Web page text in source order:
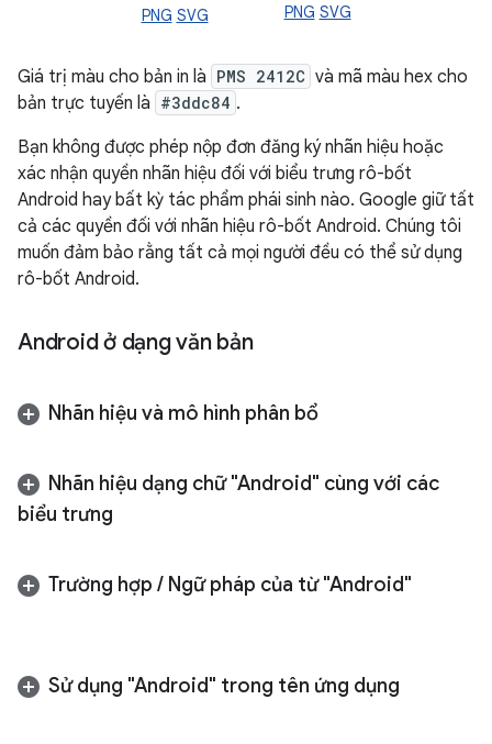
PNG SVG PNG SVG
Giá trị màu cho bản in là PMS 2412C và mã màu hex cho
bản trực tuyến là #3ddc84 .
Bạn không được phép nộp đơn đăng ký nhãn hiệu hoặc
xác nhận quyền nhãn hiệu đối với biểu trưng rô-bốt
Android hay bất kỳ tác phẩm phái sinh nào. Google giữ tất
cả các quyền đối với nhãn hiệu rô-bốt Android. Chúng tôi
muốn đảm bảo rằng tất cả mọi người đều có thể sử dụng
rô-bốt Android.
Android ở dạng văn bản
Nhãn hiệu và mô hình phân bổ
Nhãn hiệu dạng chữ "Android" cùng với các
biểu trưng
Trường hợp / Ngữ pháp của từ "Android"
Sử dụng "Android" trong tên ứng dụng